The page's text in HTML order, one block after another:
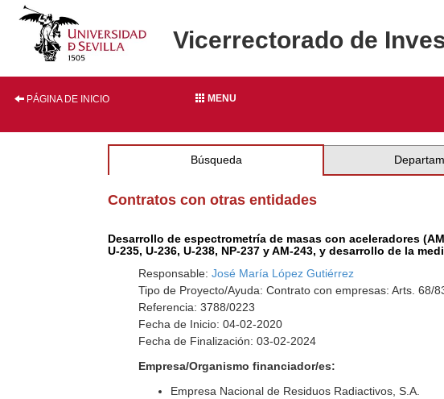
Vicerrectorado de
PÁGINA DE INICIO MENU
Búsqueda
Contratos con otras entidades
Desarrollo de espectrometría de masas con aceleradores
U-235, U-236, U-238, NP-237 y AM-243, y desarrollo de la
Responsable:José María López Gutiérrez
Tipo de Proyecto/Ayuda: Contrato con empresas: Arts. 68/
Referencia: 3788/0223
Fecha de Inicio: 04-02-2020
Fecha de Finalización: 03-02-2024
Empresa/Organismo financiador/es:
Empresa Nacional de Residuos Radiactivos, S.A.